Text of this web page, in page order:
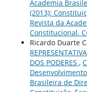
Academia
(2013):
Revista da
Constitucional.
Ricardo Duarte
DOS PODERES ,
Brasileira de